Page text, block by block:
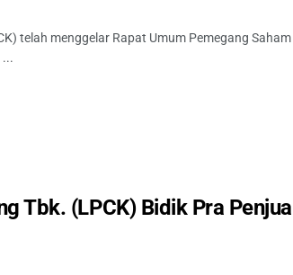
telah menggelar Rapat Umum Pemegang
Tbk. (LPCK) Bidik Pra